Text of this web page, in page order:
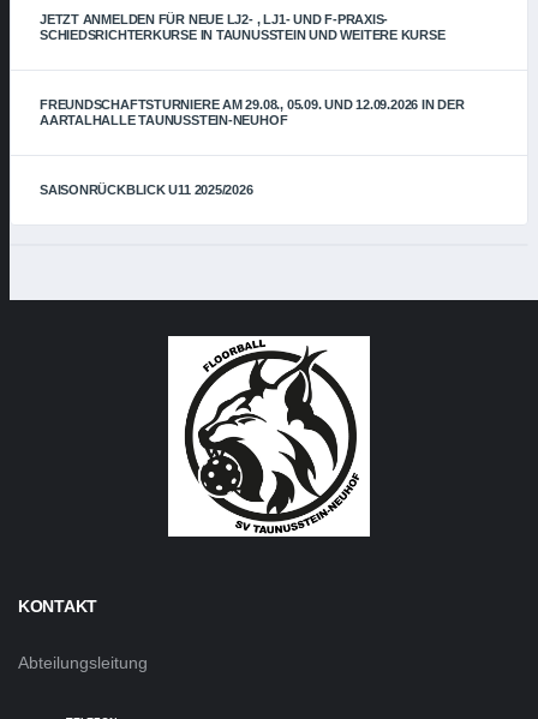
JETZT ANMELDEN FÜR NEUE LJ2- , LJ1- UND F-PRAXIS-
SCHIEDSRICHTERKURSE IN TAUNUSSTEIN UND WEITERE KURSE
FREUNDSCHAFTSTURNIERE AM 29.08., 05.09. UND 12.09.2026 IN DER
AARTALHALLE TAUNUSSTEIN-NEUHOF
SAISONRÜCKBLICK U11 2025/2026
KONTAKT
Abteilungsleitung